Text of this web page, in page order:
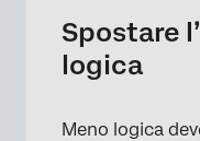
Spostare
logica
Meno logica